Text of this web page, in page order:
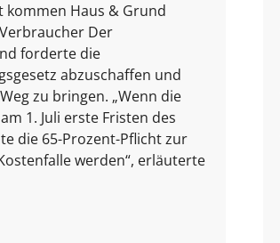
kommen Haus & Grund
Der
forderte die
abzuschaffen und
zu bringen. „Wenn die
1. Juli erste Fristen des
die 65-Prozent-Pflicht zur
werden“, erläuterte